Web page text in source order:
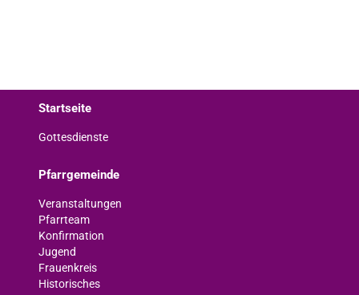
Startseite
Gottesdienste
Pfarrgemeinde
Veranstaltungen
Pfarrteam
Konfirmation
Jugend
Frauenkreis
Historisches